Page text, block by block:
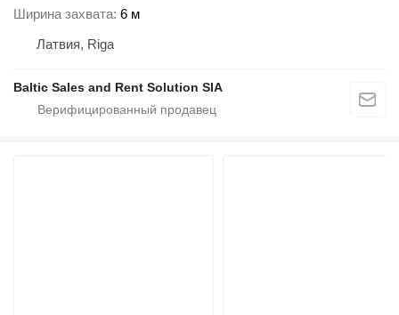
Ширина захвата 6 м
Латвия, Riga
Baltic Sales and Rent Solution SIA